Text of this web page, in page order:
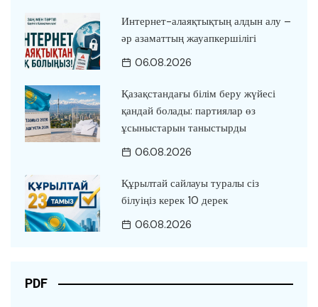
Интернет-алаяқтықтың алдын алу –
әр азаматтың жауапкершілігі
06.08.2026
Қазақстандағы білім беру жүйесі
қандай болады: партиялар өз
ұсыныстарын таныстырды
06.08.2026
Құрылтай сайлауы туралы сіз
білуіңіз керек 10 дерек
06.08.2026
PDF